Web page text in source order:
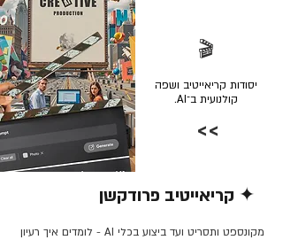
🎬
יסודות קריאייטיב ושפה
קולנועית ב־AI.
>>
✦ קריאייטיב פרודקשן
מקונספט ותסריט ועד ביצוע בכלי AI - לומדים איך רעיון